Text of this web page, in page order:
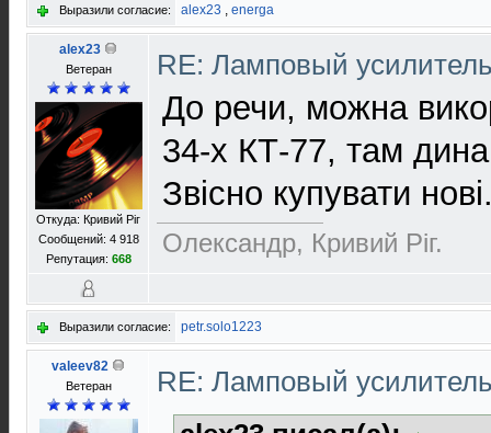
Выразили согласие: alex23 , energa
alex23
Ветеран
Откуда: Кривий Рiг
Сообщений: 4 918
Репутация: 668
RE: Ламповый
До речи, можна
34-х КТ-77, там
Звісно купувати
Олександр, Кривий Рiг.
Выразили согласие: petr.solo1223
valeev82
Ветеран
RE: Ламповый